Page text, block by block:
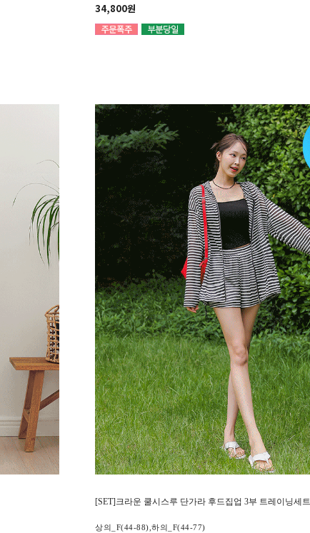
34,800원
[SET]크라운 쿨시스루 단가라 후드집업 3부 트레이닝세트
상의_F(44-88),하의_F(44-77)